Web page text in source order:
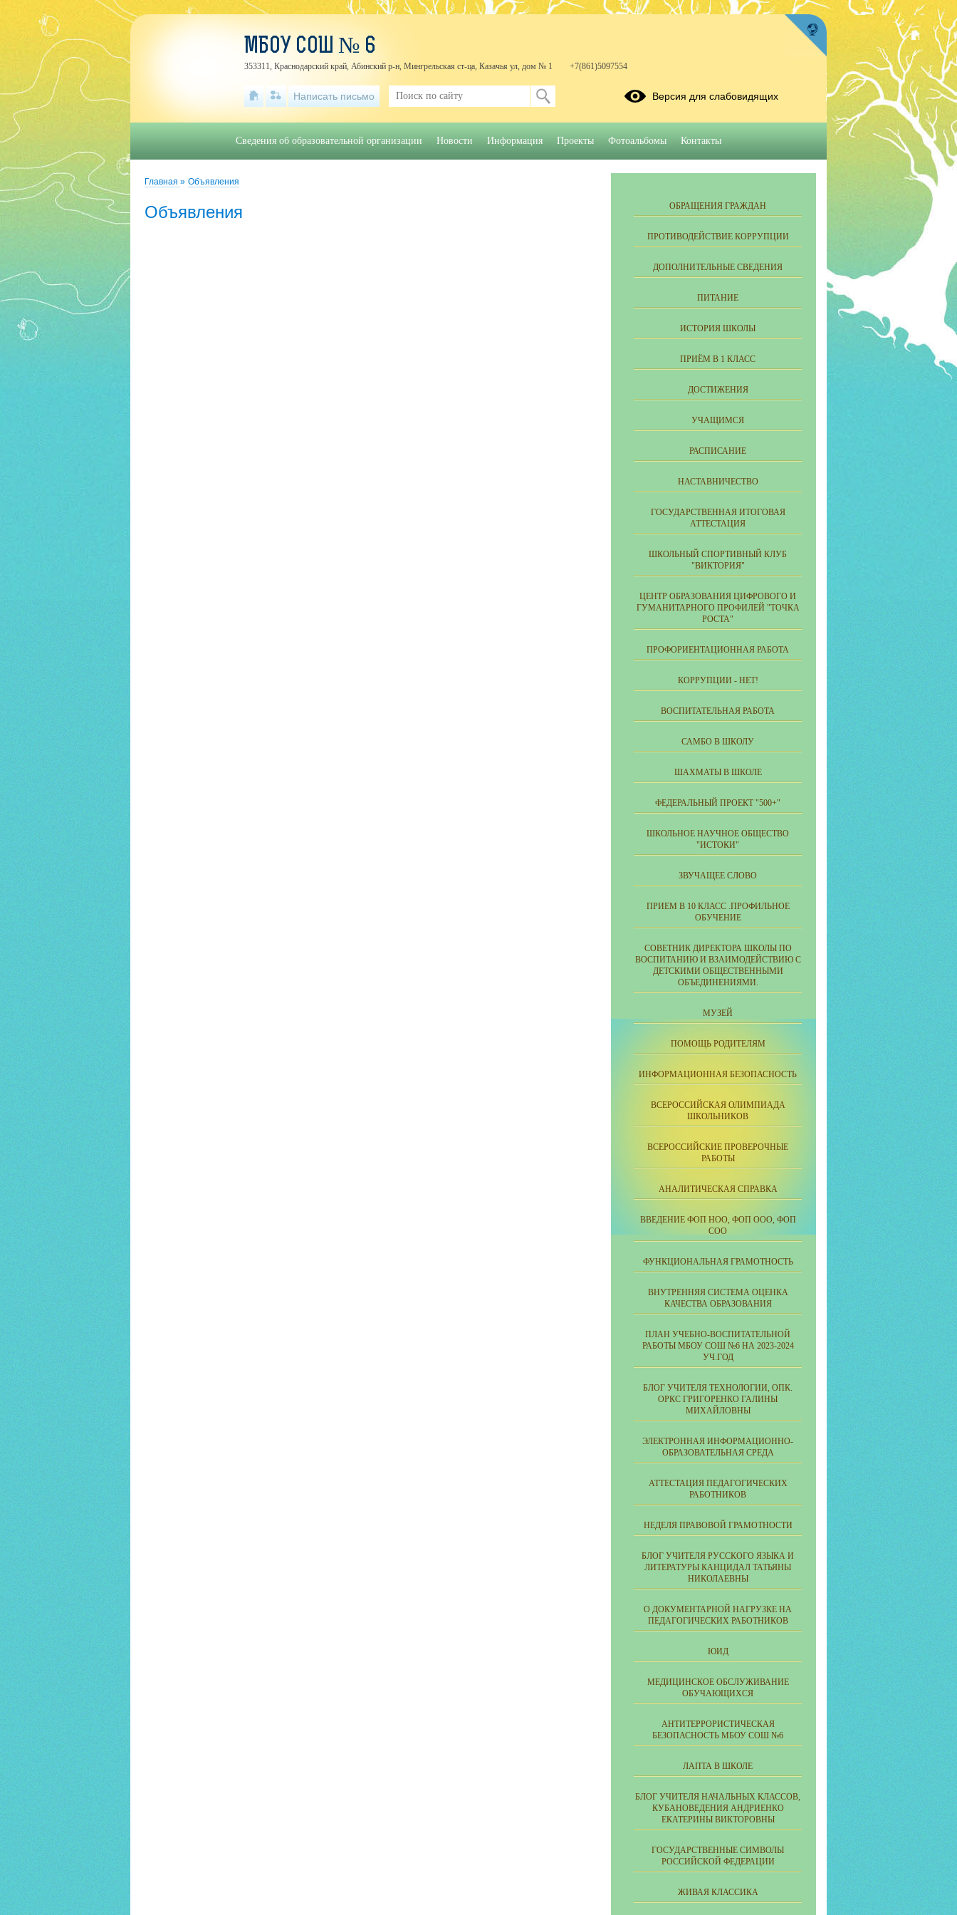
Главная » Объявления
Объявления ОБРАЩЕНИЯ ГРАЖДАН
ПРОТИВОДЕЙСТВИЕ КОРРУПЦИИ
ДОПОЛНИТЕЛЬНЫЕ СВЕДЕНИЯ
ПИТАНИЕ
ИСТОРИЯ ШКОЛЫ
ПРИЁМ В 1 КЛАСС
ДОСТИЖЕНИЯ
УЧАЩИМСЯ
РАСПИСАНИЕ
НАСТАВНИЧЕСТВО
ГОСУДАРСТВЕННАЯ ИТОГОВАЯ
АТТЕСТАЦИЯ
ШКОЛЬНЫЙ СПОРТИВНЫЙ КЛУБ
"ВИКТОРИЯ"
ЦЕНТР ОБРАЗОВАНИЯ ЦИФРОВОГО И
ГУМАНИТАРНОГО ПРОФИЛЕЙ "ТОЧКА
РОСТА"
ПРОФОРИЕНТАЦИОННАЯ РАБОТА
КОРРУПЦИИ - НЕТ!
ВОСПИТАТЕЛЬНАЯ РАБОТА
САМБО В ШКОЛУ
ШАХМАТЫ В ШКОЛЕ
ФЕДЕРАЛЬНЫЙ ПРОЕКТ "500+"
ШКОЛЬНОЕ НАУЧНОЕ ОБЩЕСТВО
"ИСТОКИ"
ЗВУЧАЩЕЕ СЛОВО
ПРИЕМ В 10 КЛАСС .ПРОФИЛЬНОЕ
ОБУЧЕНИЕ
СОВЕТНИК ДИРЕКТОРА ШКОЛЫ ПО
ВОСПИТАНИЮ И ВЗАИМОДЕЙСТВИЮ С
ДЕТСКИМИ ОБЩЕСТВЕННЫМИ
ОБЪЕДИНЕНИЯМИ.
МУЗЕЙ
ПОМОЩЬ РОДИТЕЛЯМ
ИНФОРМАЦИОННАЯ БЕЗОПАСНОСТЬ
ВСЕРОССИЙСКАЯ ОЛИМПИАДА
ШКОЛЬНИКОВ
ВСЕРОССИЙСКИЕ ПРОВЕРОЧНЫЕ
РАБОТЫ
АНАЛИТИЧЕСКАЯ СПРАВКА
ВВЕДЕНИЕ ФОП НОО, ФОП ООО, ФОП
СОО
ФУНКЦИОНАЛЬНАЯ ГРАМОТНОСТЬ
ВНУТРЕННЯЯ СИСТЕМА ОЦЕНКА
КАЧЕСТВА ОБРАЗОВАНИЯ
ПЛАН УЧЕБНО-ВОСПИТАТЕЛЬНОЙ
РАБОТЫ МБОУ СОШ №6 НА 2023-2024
УЧ.ГОД
БЛОГ УЧИТЕЛЯ ТЕХНОЛОГИИ, ОПК.
ОРКС ГРИГОРЕНКО ГАЛИНЫ
МИХАЙЛОВНЫ
ЭЛЕКТРОННАЯ ИНФОРМАЦИОННО-
ОБРАЗОВАТЕЛЬНАЯ СРЕДА
АТТЕСТАЦИЯ ПЕДАГОГИЧЕСКИХ
РАБОТНИКОВ
НЕДЕЛЯ ПРАВОВОЙ ГРАМОТНОСТИ
БЛОГ УЧИТЕЛЯ РУССКОГО ЯЗЫКА И
ЛИТЕРАТУРЫ КАНЦИДАЛ ТАТЬЯНЫ
НИКОЛАЕВНЫ
О ДОКУМЕНТАРНОЙ НАГРУЗКЕ НА
ПЕДАГОГИЧЕСКИХ РАБОТНИКОВ
ЮИД
МЕДИЦИНСКОЕ ОБСЛУЖИВАНИЕ
ОБУЧАЮЩИХСЯ
АНТИТЕРРОРИСТИЧЕСКАЯ
БЕЗОПАСНОСТЬ МБОУ СОШ №6
ЛАПТА В ШКОЛЕ
БЛОГ УЧИТЕЛЯ НАЧАЛЬНЫХ КЛАССОВ,
КУБАНОВЕДЕНИЯ АНДРИЕНКО
ЕКАТЕРИНЫ ВИКТОРОВНЫ
ГОСУДАРСТВЕННЫЕ СИМВОЛЫ
РОССИЙСКОЙ ФЕДЕРАЦИИ
ЖИВАЯ КЛАССИКА
МБОУ СОШ № 6
353311, Краснодарский край, Абинский р-н, Мингрельская ст-ца, Казачья ул, дом № 1 +7(861)5097554
Написать письмо Версия для слабовидящих
Сведения об образовательной организации Новости Информация Проекты Фотоальбомы Контакты